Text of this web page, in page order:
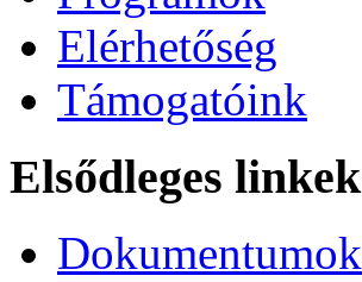
Elérhetőség
Támogatóink
Elsődleges linkek
Dokumentumok